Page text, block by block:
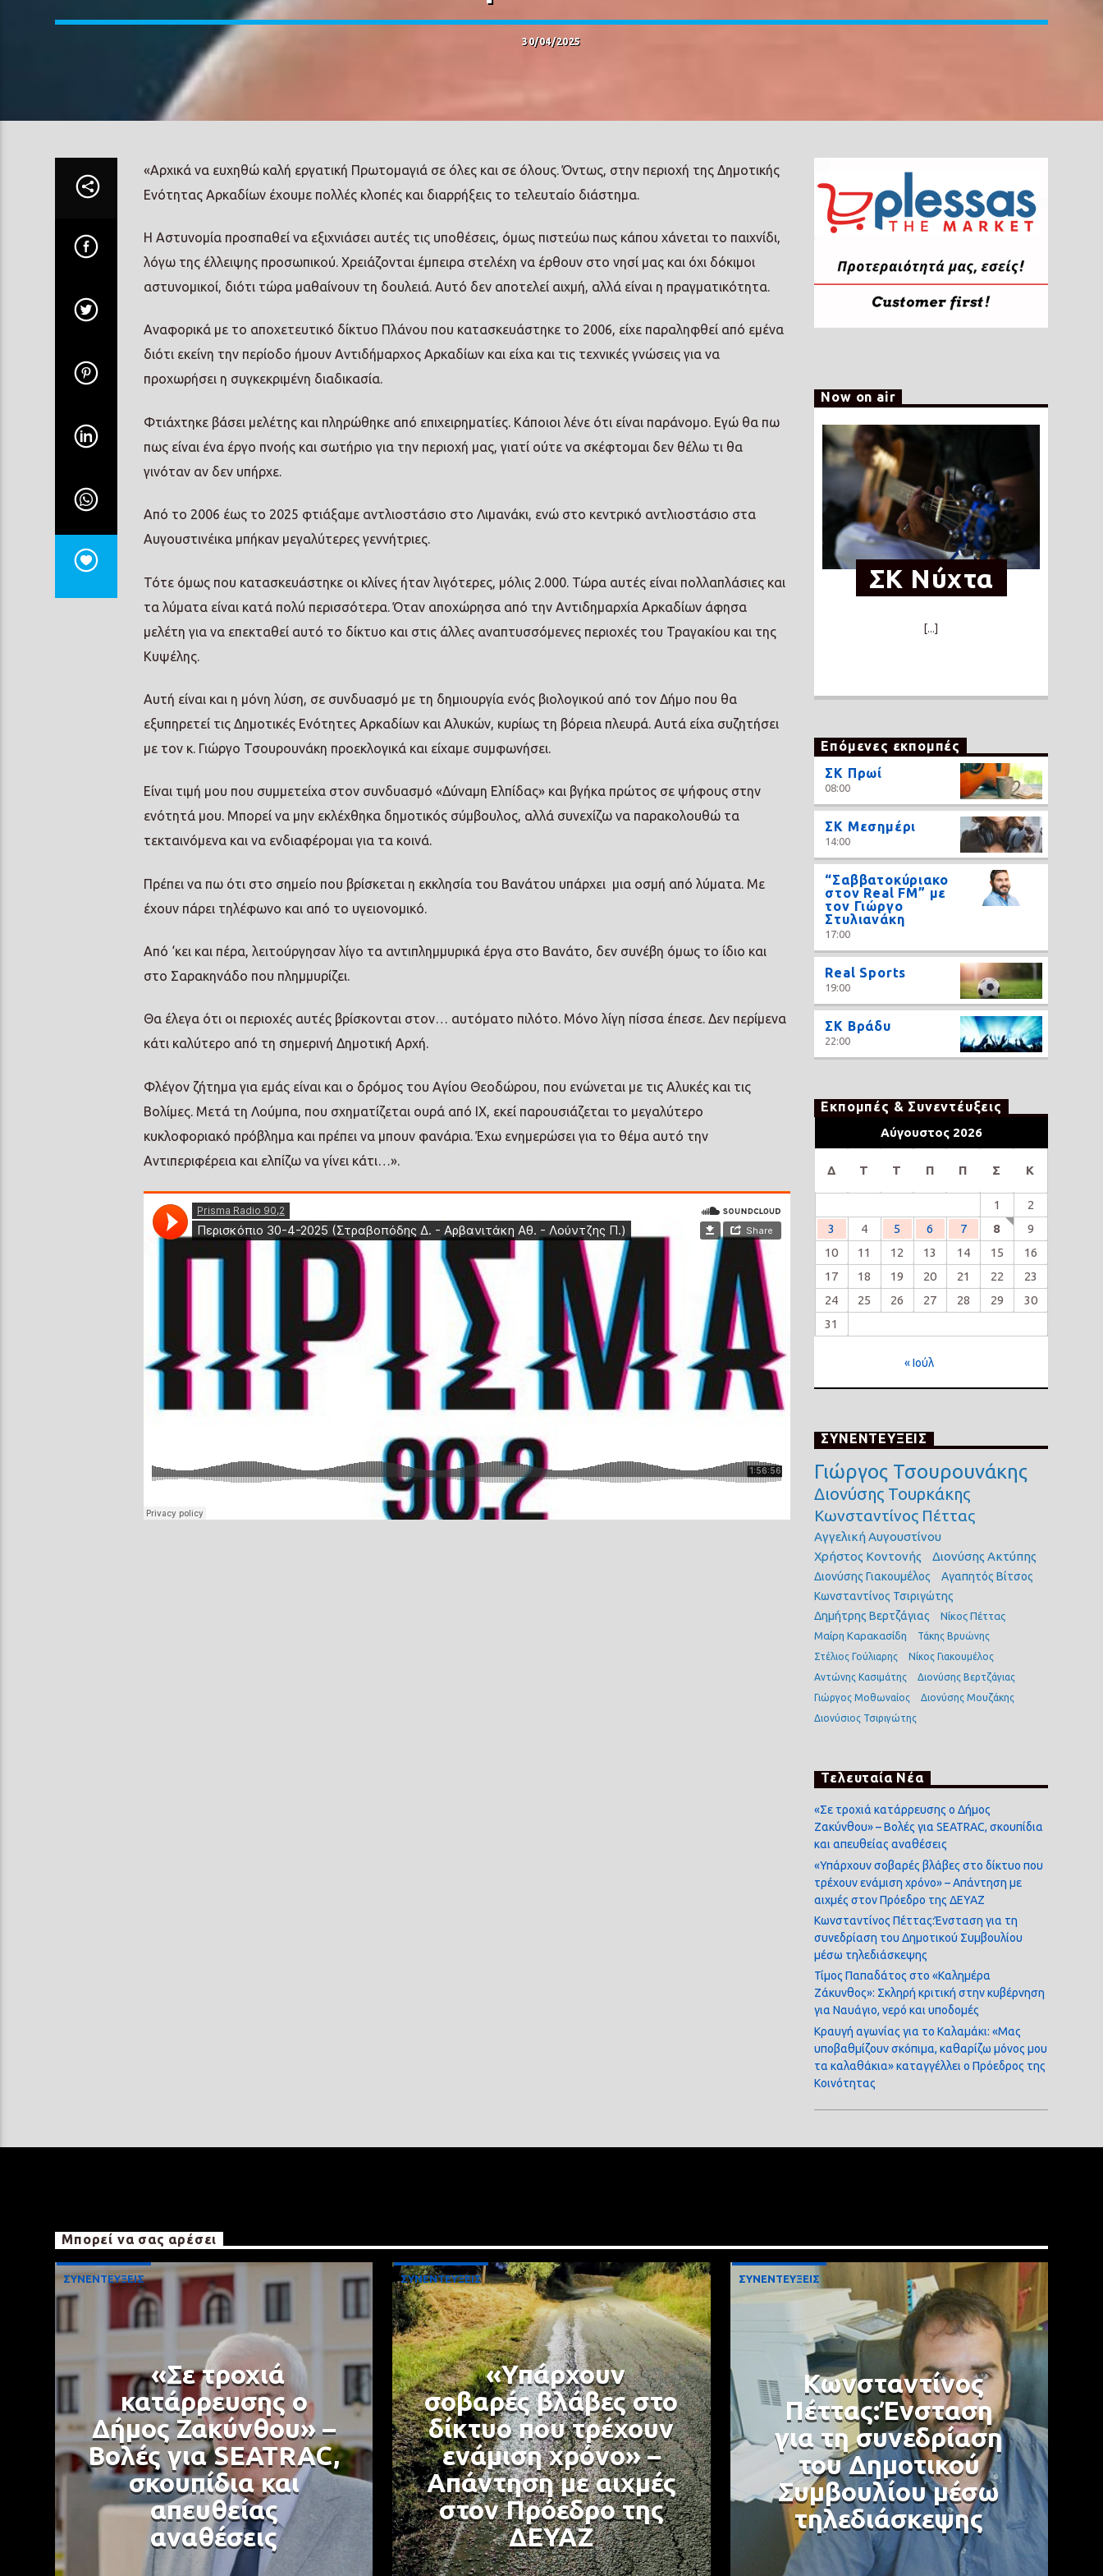
30/04/2025
«Αρχικά να ευχηθώ καλή εργατική Πρωτομαγιά σε όλες και σε όλους. Όντως, στην περιοχή της Δημοτικής
Ενότητας Αρκαδίων έχουμε πολλές κλοπές και διαρρήξεις το τελευταίο διάστημα.
Η Αστυνομία προσπαθεί να εξιχνιάσει αυτές τις υποθέσεις, όμως πιστεύω πως κάπου χάνεται το παιχνίδι,
λόγω της έλλειψης προσωπικού. Χρειάζονται έμπειρα στελέχη να έρθουν στο νησί μας και όχι δόκιμοι
αστυνομικοί, διότι τώρα μαθαίνουν τη δουλειά. Αυτό δεν αποτελεί αιχμή, αλλά είναι η πραγματικότητα.
Αναφορικά με το αποχετευτικό δίκτυο Πλάνου που κατασκευάστηκε το 2006, είχε παραληφθεί από εμένα
διότι εκείνη την περίοδο ήμουν Αντιδήμαρχος Αρκαδίων και είχα και τις τεχνικές γνώσεις για να
προχωρήσει η συγκεκριμένη διαδικασία.
Φτιάχτηκε βάσει μελέτης και πληρώθηκε από επιχειρηματίες. Κάποιοι λένε ότι είναι παράνομο. Εγώ θα πω
πως είναι ένα έργο πνοής και σωτήριο για την περιοχή μας, γιατί ούτε να σκέφτομαι δεν θέλω τι θα
γινόταν αν δεν υπήρχε.
Από το 2006 έως το 2025 φτιάξαμε αντλιοστάσιο στο Λιμανάκι, ενώ στο κεντρικό αντλιοστάσιο στα
Αυγουστινέικα μπήκαν μεγαλύτερες γεννήτριες.
Τότε όμως που κατασκευάστηκε οι κλίνες ήταν λιγότερες, μόλις 2.000. Τώρα αυτές είναι πολλαπλάσιες και
τα λύματα είναι κατά πολύ περισσότερα. Όταν αποχώρησα από την Αντιδημαρχία Αρκαδίων άφησα
μελέτη για να επεκταθεί αυτό το δίκτυο και στις άλλες αναπτυσσόμενες περιοχές του Τραγακίου και της
Κυψέλης.
Αυτή είναι και η μόνη λύση, σε συνδυασμό με τη δημιουργία ενός βιολογικού από τον Δήμο που θα
εξυπηρετεί τις Δημοτικές Ενότητες Αρκαδίων και Αλυκών, κυρίως τη βόρεια πλευρά. Αυτά είχα συζητήσει
με τον κ. Γιώργο Τσουρουνάκη προεκλογικά και είχαμε συμφωνήσει.
Είναι τιμή μου που συμμετείχα στον συνδυασμό «Δύναμη Ελπίδας» και βγήκα πρώτος σε ψήφους στην
ενότητά μου. Μπορεί να μην εκλέχθηκα δημοτικός σύμβουλος, αλλά συνεχίζω να παρακολουθώ τα
τεκταινόμενα και να ενδιαφέρομαι για τα κοινά.
Πρέπει να πω ότι στο σημείο που βρίσκεται η εκκλησία του Βανάτου υπάρχει μια οσμή από λύματα. Με
έχουν πάρει τηλέφωνο και από το υγειονομικό.
Από ‘κει και πέρα, λειτούργησαν λίγο τα αντιπλημμυρικά έργα στο Βανάτο, δεν συνέβη όμως το ίδιο και
στο Σαρακηνάδο που πλημμυρίζει.
Θα έλεγα ότι οι περιοχές αυτές βρίσκονται στον… αυτόματο πιλότο. Μόνο λίγη πίσσα έπεσε. Δεν περίμενα
κάτι καλύτερο από τη σημερινή Δημοτική Αρχή.
Φλέγον ζήτημα για εμάς είναι και ο δρόμος του Αγίου Θεοδώρου, που ενώνεται με τις Αλυκές και τις
Βολίμες. Μετά τη Λούμπα, που σχηματίζεται ουρά από ΙΧ, εκεί παρουσιάζεται το μεγαλύτερο
κυκλοφοριακό πρόβλημα και πρέπει να μπουν φανάρια. Έχω ενημερώσει για το θέμα αυτό την
Αντιπεριφέρεια και ελπίζω να γίνει κάτι…».
Now on air
ΣΚ Νύχτα
[...]
Επόμενες εκπομπές
ΣΚ Πρωί
08:00
ΣΚ Μεσημέρι
14:00
“Σαββατοκύριακο
στον Real FM” με
τον Γιώργο
Στυλιανάκη
17:00
Real Sports
19:00
ΣΚ Βράδυ
22:00
Εκπομπές & Συνεντέυξεις
Αύγουστος 2026
Δ Τ Τ Π Π Σ Κ
1
2
3
4 5 6 7 8
9
10
11 12 13 14 15
16
17
18 19 20 21 22
23
24
25 26 27 28 29
30
31
« Ιούλ
ΣΥΝΕΝΤΕΥΞΕΙΣ
Γιώργος Τσουρουνάκης
Διονύσης Τουρκάκης
Κωνσταντίνος Πέττας
Αγγελική Αυγουστίνου
Χρήστος Κοντονής
Διονύσης Ακτύπης
Διονύσης Γιακουμέλος
Αγαπητός Βίτσος
Κωνσταντίνος Τσιριγώτης
Δημήτρης Βερτζάγιας
Νίκος Πέττας
Μαίρη Καρακασίδη
Τάκης Βρυώνης
Στέλιος Γούλιαρης
Νίκος Γιακουμέλος
Αντώνης Κασιμάτης
Διονύσης Βερτζάγιας
Γιώργος Μοθωναίος
Διονύσης Μουζάκης
Διονύσιος Τσιριγώτης
Τελευταία Νέα
«Σε τροχιά κατάρρευσης ο Δήμος
Ζακύνθου» – Βολές για SEATRAC, σκουπίδια
και απευθείας αναθέσεις
«Υπάρχουν σοβαρές βλάβες στο δίκτυο που
τρέχουν ενάμιση χρόνο» – Απάντηση με
αιχμές στον Πρόεδρο της ΔΕΥΑΖ
Κωνσταντίνος Πέττας:Ένσταση για τη
συνεδρίαση του Δημοτικού Συμβουλίου
μέσω τηλεδιάσκεψης
Τίμος Παπαδάτος στο «Καλημέρα
Ζάκυνθος»: Σκληρή κριτική στην κυβέρνηση
για Ναυάγιο, νερό και υποδομές
Κραυγή αγωνίας για το Καλαμάκι: «Μας
υποβαθμίζουν σκόπιμα, καθαρίζω μόνος μου
τα καλαθάκια» καταγγέλλει ο Πρόεδρος της
Κοινότητας
Μπορεί να σας αρέσει
ΣΥΝΕΝΤΕΥΞΕΙΣ
«Σε τροχιά
κατάρρευσης ο
Δήμος Ζακύνθου» –
Βολές για SEATRAC,
σκουπίδια και
απευθείας
αναθέσεις
ΣΥΝΕΝΤΕΥΞΕΙΣ
«Υπάρχουν
σοβαρές βλάβες στο
δίκτυο που τρέχουν
ενάμιση χρόνο» –
Απάντηση με αιχμές
στον Πρόεδρο της
ΔΕΥΑΖ
ΣΥΝΕΝΤΕΥΞΕΙΣ
Κωνσταντίνος
Πέττας:Ένσταση
για τη συνεδρίαση
του Δημοτικού
Συμβουλίου μέσω
τηλεδιάσκεψης